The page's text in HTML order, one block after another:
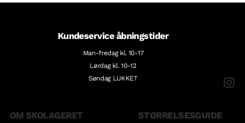
Kundeservice åbningstider
Man-fredag kl. 10-17
Lørdag kl. 10-12
Søndag LUKKET
OM SKOLAGERET STØRRELSESGUIDE